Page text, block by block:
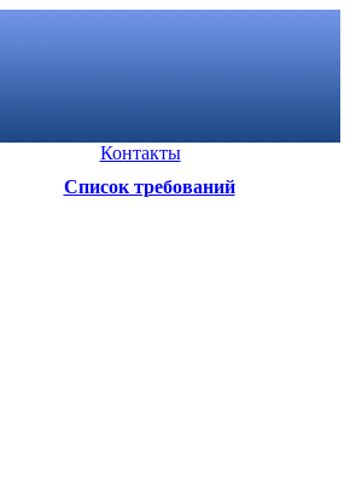
Контакты
Список требований